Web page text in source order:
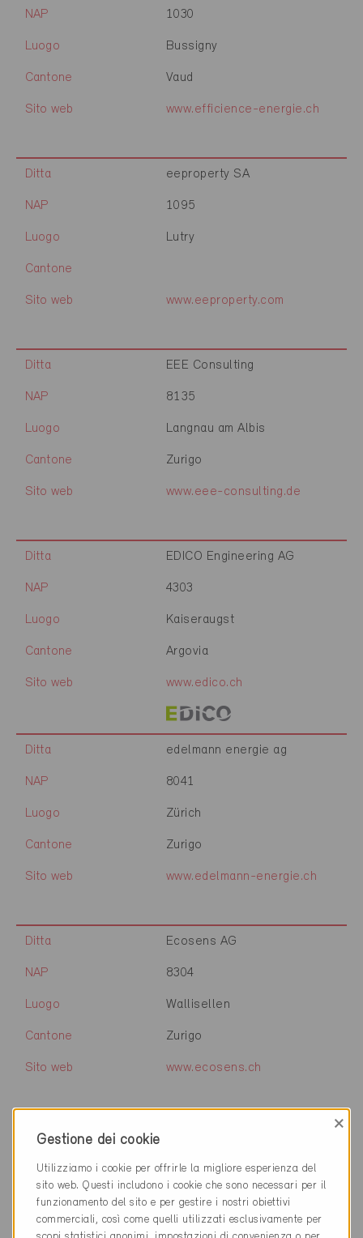
NAP 1030
Luogo Bussigny
Cantone Vaud
Sito web www.efficience-energie.ch
Ditta eeproperty SA
NAP 1095
Luogo Lutry
Cantone
Sito web www.eeproperty.com
Ditta EEE Consulting
NAP 8135
Luogo Langnau am Albis
Cantone Zurigo
Sito web www.eee-consulting.de
Ditta EDICO Engineering AG
NAP 4303
Luogo Kaiseraugst
Cantone Argovia
Sito web www.edico.ch
Ditta edelmann energie ag
NAP 8041
Luogo Zürich
Cantone Zurigo
Sito web www.edelmann-energie.ch
Ditta Ecosens AG
NAP 8304
Luogo Wallisellen
Cantone Zurigo
Sito web www.ecosens.ch
Ditta
GmbH
NAP 3232
Luogo
Gestione dei cookie
×
Utilizziamo i cookie per offrirle la migliore esperienza del
sito web. Questi includono i cookie che sono necessari per il
funzionamento del sito e per gestire i nostri obiettivi
commerciali, così come quelli utilizzati esclusivamente per